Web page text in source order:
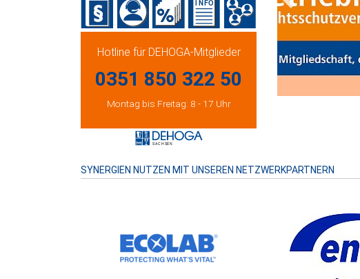
Hotline für DEHOGA-Mitglieder
0351 850 322 50
Montag bis Freitag: 8 - 17 Uhr
Previous
SYNERGIEN NUTZEN MIT UNSEREN NETZWERKPARTNERN